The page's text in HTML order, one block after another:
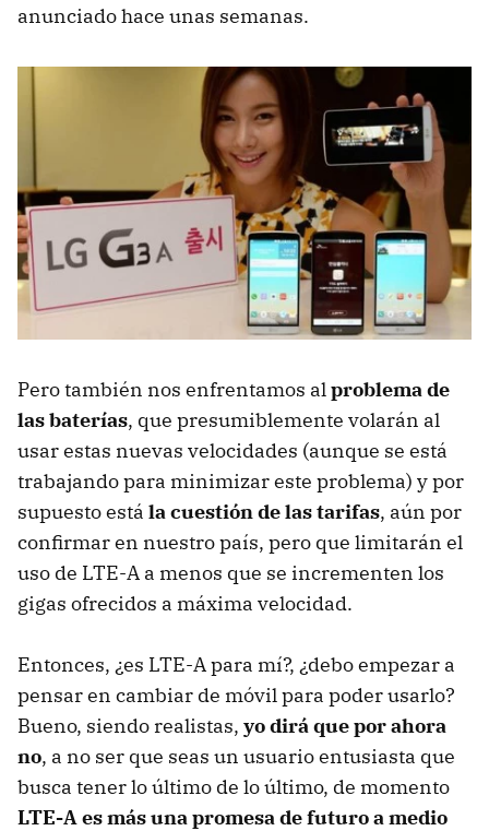
anunciado hace unas semanas.
Pero también nos enfrentamos alproblema de
las baterías, que presumiblemente volarán al
usar estas nuevas velocidades (aunque se está
trabajando para minimizar este problema) y por
supuesto está la cuestión de las tarifas, aún por
confirmar en nuestro país, pero que limitarán el
uso de LTE-A a menos que se incrementen los
gigas ofrecidos a máxima velocidad.
Entonces, ¿es LTE-A para mí?, ¿debo empezar a
pensar en cambiar de móvil para poder usarlo?
Bueno, siendo realistas, yo dirá que por ahora
no, a no ser que seas un usuario entusiasta que
busca tener lo último de lo último, de momento
LTE-A es más una promesa de futuro a medio